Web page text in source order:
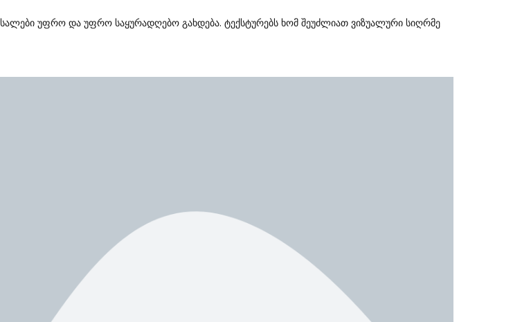
Უფრო Და Უფრო Საყურადღებო Გახდება. Ტექსტურებს Ხომ Შეუძლიათ Ვიზუალური Სიღრმე